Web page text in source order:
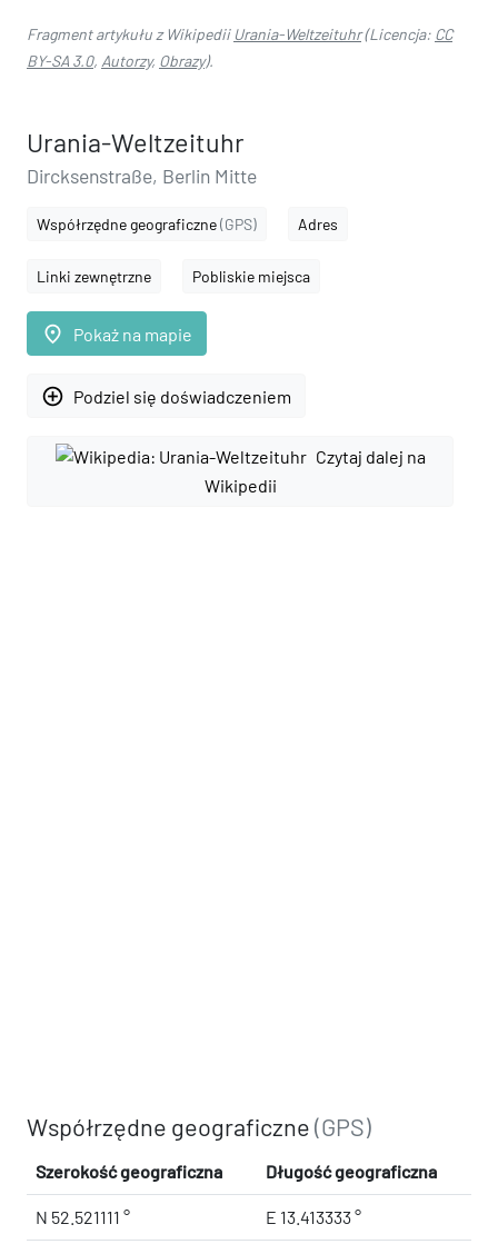
Fragment artykułu z Wikipedii Urania-Weltzeituhr(Licencja: CC
BY-SA 3.0, Autorzy, Obrazy).
Urania-Weltzeituhr
Dircksenstraße, Berlin Mitte
Współrzędne geograficzne(GPS) Adres
Linki zewnętrzne Pobliskie miejsca
place Pokaż na mapie
add_circle_outline Podziel się doświadczeniem
Czytaj dalej na
Wikipedii
Współrzędne geograficzne(GPS)
Szerokość geograficzna Długość geograficzna
N 52.521111 ° E 13.413333 °